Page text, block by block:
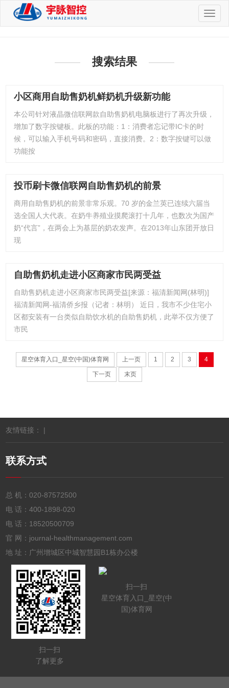
切
换
搜索结果
小区商用自助售奶机鲜奶机升级新功能
本公司针对液晶微信联网款自助售奶机电脑板进行了再次升级，
增加了数字按键板。此板的功能：1：消费者忘记带IC卡的时
候，可以输入手机号码和密码，直接消费。2：数字按键可以做
功能按
投币刷卡微信联网自助售奶机的前景
商用自助售奶机的前景非常乐观。70 岁的金兰英已连续六届当
选全国人大代表。在奶牛养殖业摸爬滚打十几年，也数次为国产
奶“代言”，在两会上为基层的奶农发声。在2013年山东团开放日
现
自助售奶机走进小区商家市民两受益
自助售奶机走进小区商家市民两受益[来源：福清新闻网(林明)]
福清新闻网-福清侨乡报（记者：林明） 近日，我市不少住宅小
区都安装有一台类似自助饮水机的自助售奶机，此举不仅方便了
市民
星空体育入口_星空(中国)体育网 上一页 1 2 3 4
下一页 末页
友情链接： |
联系方式
总 机：020-87572500
电 话：400-1898-020
电 话： 18520500709
官 网：journal-healthmanagement.com
地 址：广州增城区中城智慧园B1栋办公楼
扫一扫
了解更多
扫一扫
星空体育入口_星空(中
国)体育网